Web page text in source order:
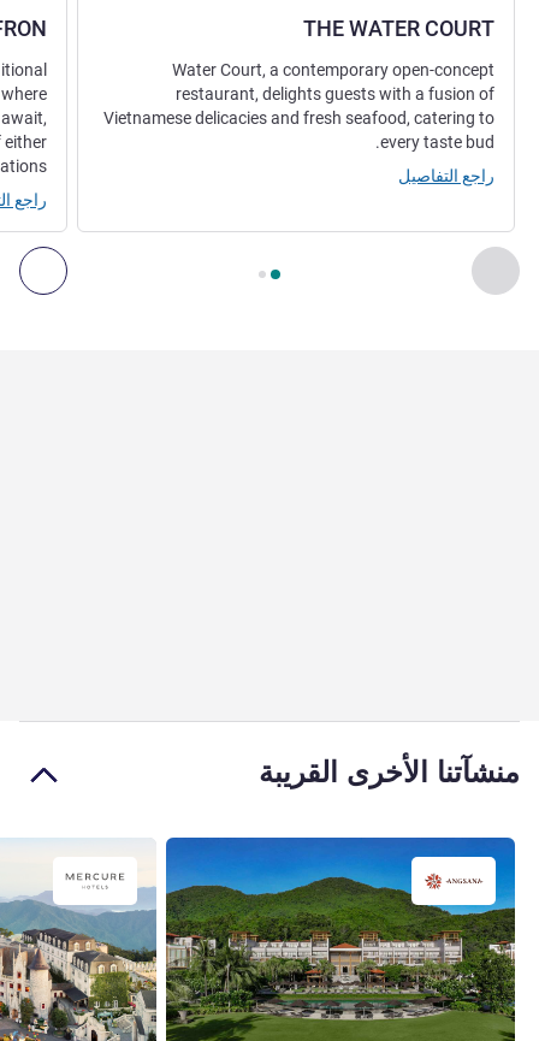
السابق - المطعمالصفحة
THE WATER COURT
Water Court, a contemporary open-concept
restaurant, delights guests with a fusion of
Vietnamese delicacies and fresh seafood, catering to
every taste bud.
راجع التفاصيل
either
راجع
منشآتنا الأخرى القريبة